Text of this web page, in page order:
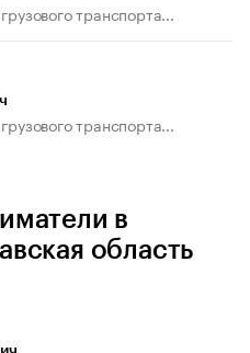
транспорта...
транспорта...
в
область